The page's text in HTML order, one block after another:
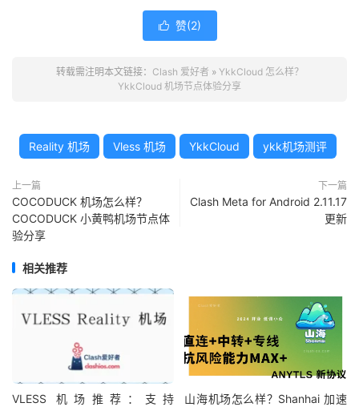
 赞(2)
转载需注明本文链接： Clash 爱好者 » YkkCloud 怎么样？
YkkCloud 机场节点体验分享
Reality 机场 Vless 机场 YkkCloud ykk机场测评
上一篇
COCODUCK 机场怎么样？
COCODUCK 小黄鸭机场节点体
验分享
下一篇
Clash Meta for Android 2.11.17
更新
相关推荐
VLESS 机场推荐：支持
山海机场怎么样？Shanhai 加速